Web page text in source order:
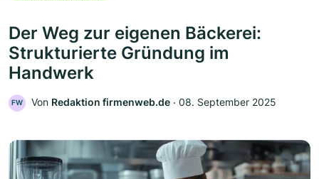
Der Weg zur eigenen Bäckerei:
Strukturierte Gründung im
Handwerk
FW Von Redaktion firmenweb.de ‧ 08. September 2025